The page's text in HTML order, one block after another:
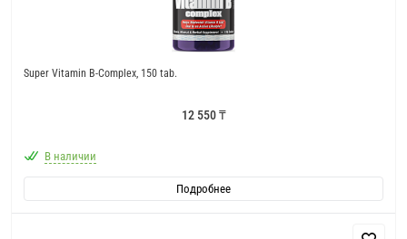
Super Vitamin B-Complex, 150 tab.
12 550 ₸
В наличии
Подробнее